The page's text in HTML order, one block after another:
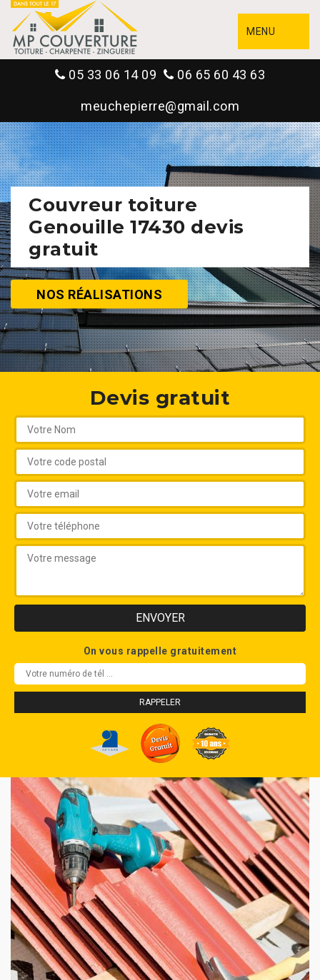
MENU
05 33 06 14 09 06 65 60 43 63
meuchepierre@gmail.com
Couvreur toiture
Genouille 17430 devis
gratuit
NOS RÉALISATIONS
Devis gratuit
On vous rappelle gratuitement